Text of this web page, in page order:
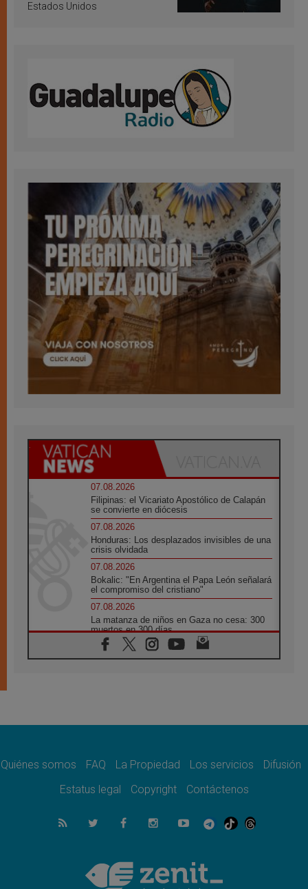
Estados Unidos
07.08.2026
Filipinas: el Vicariato Apostólico de Calapán
se convierte en diócesis
07.08.2026
Honduras: Los desplazados invisibles de una
crisis olvidada
07.08.2026
Bokalic: "En Argentina el Papa León señalará
el compromiso del cristiano"
07.08.2026
La matanza de niños en Gaza no cesa: 300
muertos en 300 días
07.08.2026
Tagle: La guerra desfigura el mundo, solo la
como misión al servicio del Evangelio
SIGNIS 2026, dar voz a las religiosas en el
07.08.2026
Lanzan un proyecto de empoderamiento
Programa oficial del Viaje Apostólico del
Papa León XIV a Francia
Quiénes somos FAQ La Propiedad Los servicios
Difusión
Estatus legal
Copyright Contáctenos